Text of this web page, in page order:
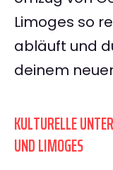
Limoges so
abläuft und
deinem
KULTURELLE
UND LIMOGES